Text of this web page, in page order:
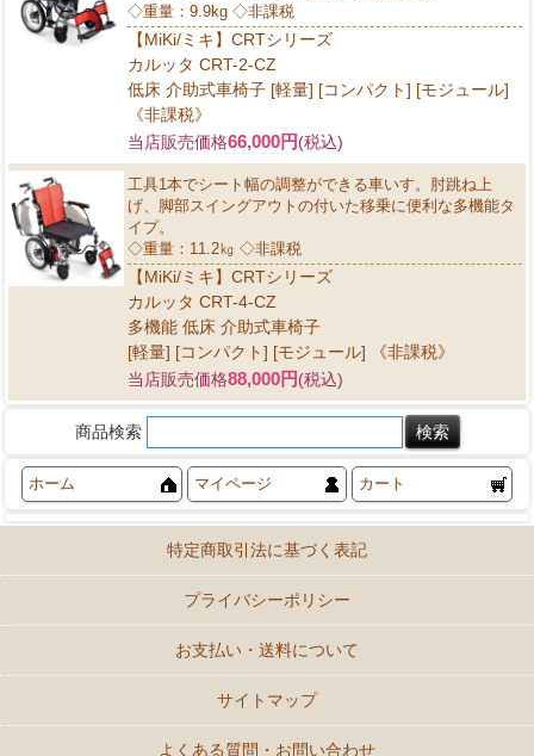
◇重量：9.9kg ◇非課税
【MiKi/ミキ】CRTシリーズ
カルッタ CRT-2-CZ
低床 介助式車椅子 [軽量] [コンパクト] [モジュール]
《非課税》
当店販売価格66,000円(税込)
工具1本でシート幅の調整ができる車いす。肘跳ね上
げ、脚部スイングアウトの付いた移乗に便利な多機能タ
イプ。
◇重量：11.2㎏ ◇非課税
【MiKi/ミキ】CRTシリーズ
カルッタ CRT-4-CZ
多機能 低床 介助式車椅子
[軽量] [コンパクト] [モジュール] 《非課税》
当店販売価格88,000円(税込)
商品検索
ホーム マイページ カート
特定商取引法に基づく表記
プライバシーポリシー
お支払い・送料について
サイトマップ
よくある質問・お問い合わせ